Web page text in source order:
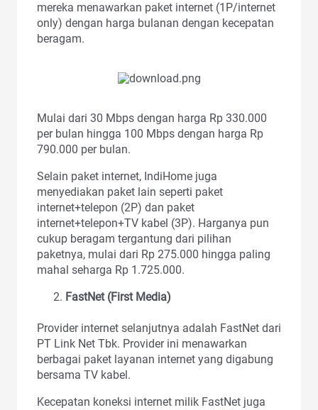
mereka menawarkan paket internet (1P/internet
only) dengan harga bulanan dengan kecepatan
beragam.
Mulai dari 30 Mbps dengan harga Rp 330.000
per bulan hingga 100 Mbps dengan harga Rp
790.000 per bulan.
Selain paket internet, IndiHome juga
menyediakan paket lain seperti paket
internet+telepon (2P) dan paket
internet+telepon+TV kabel (3P). Harganya pun
cukup beragam tergantung dari pilihan
paketnya, mulai dari Rp 275.000 hingga paling
mahal seharga Rp 1.725.000.
FastNet (First Media)
Provider internet selanjutnya adalah FastNet dari
PT Link Net Tbk. Provider ini menawarkan
berbagai paket layanan internet yang digabung
bersama TV kabel.
Kecepatan koneksi internet milik FastNet juga